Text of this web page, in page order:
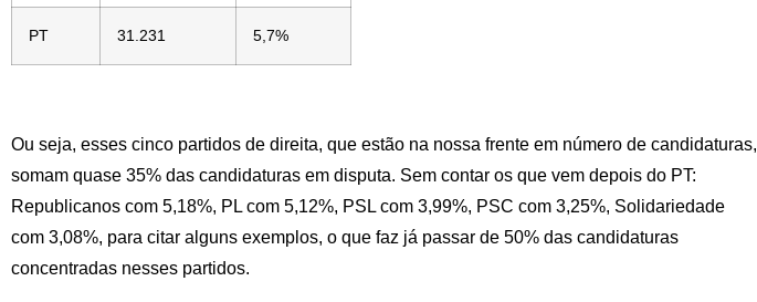
PT 31.231 5,7%
Ou seja, esses cinco partidos de direita, que estão na nossa frente em número de candidaturas,
somam quase 35% das candidaturas em disputa. Sem contar os que vem depois do PT:
Republicanos com 5,18%, PL com 5,12%, PSL com 3,99%, PSC com 3,25%, Solidariedade
com 3,08%, para citar alguns exemplos, o que faz já passar de 50% das candidaturas
concentradas nesses partidos.